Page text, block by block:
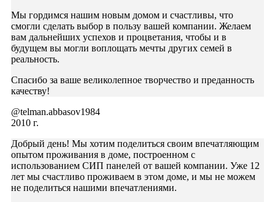
Мы гордимся нашим новым домом и счастливы, что
смогли сделать выбор в пользу вашей компании. Желаем
вам дальнейших успехов и процветания, чтобы и в
будущем вы могли воплощать мечты других семей в
реальность.
Спасибо за ваше великолепное творчество и преданность
качеству!
@telman.abbasov1984
2010 г.
Добрый день! Мы хотим поделиться своим впечатляющим
опытом проживания в доме, построенном с
использованием СИП панелей от вашей компании. Уже 12
лет мы счастливо проживаем в этом доме, и мы не можем
не поделиться нашими впечатлениями.